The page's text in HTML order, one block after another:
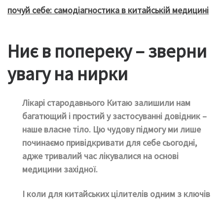
почуй себе: самодіагностика в китайській медицині
Ниє в попереку – зверни
увагу на нирки
Лікарі стародавнього Китаю залишили нам
багатющий і простий у застосуванні довідник –
наше власне тіло. Цю чудову підмогу ми лише
починаємо привідкривати для себе сьогодні,
адже тривалий час лікувалися на основі
медицини західної.
І коли для китайських цілителів одним з ключів